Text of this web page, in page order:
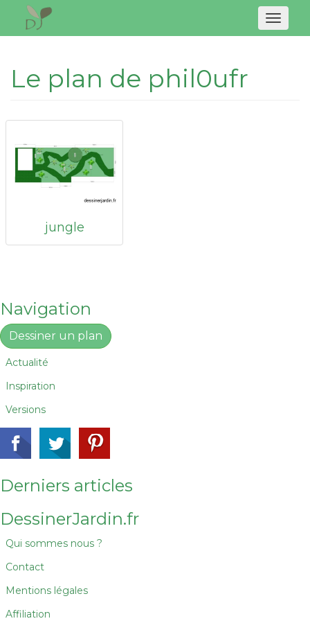
Le plan de phil0ufr
jungle
Navigation
Dessiner un plan
Actualité
Inspiration
Versions
Derniers articles
DessinerJardin.fr
Qui sommes nous ?
Contact
Mentions légales
Affiliation